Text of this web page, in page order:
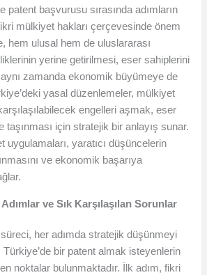
patent başvurusu sırasında adımların
mülkiyet hakları çerçevesinde önem
hem ulusal hem de uluslararası
yerine getirilmesi, eser sahiplerini
zamanda ekonomik büyümeye de
yasal düzenlemeler, mülkiyet
engelleri aşmak, eser
taşınması için stratejik bir anlayış sunar.
yaratıcı düşüncelerin
ve ekonomik başarıya
ve Sık Karşılaşılan Sorunlar
her adımda stratejik düşünmeyi
bir patent almak isteyenlerin
noktalar bulunmaktadır. İlk adım, fikri